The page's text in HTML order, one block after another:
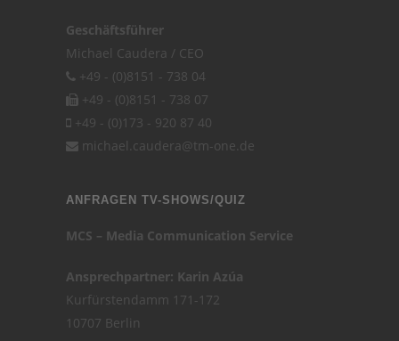
Geschäftsführer
Michael Caudera / CEO
+49 - (0)8151 - 738 04
+49 - (0)8151 - 738 07
+49 - (0)173 - 920 87 40
michael.caudera@tm-one.de
ANFRAGEN TV-SHOWS/QUIZ
MCS – Media Communication Service
Ansprechpartner: Karin Azúa
Kurfürstendamm 171-172
10707 Berlin